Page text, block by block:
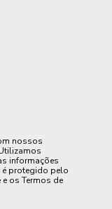
nossos
informações
é protegido pelo
e os Termos de